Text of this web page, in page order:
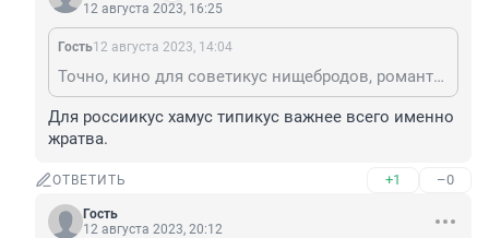
12 августа 2023, 16:25
Гость12 августа 2023, 14:04
Точно, кино для советикус нищебродов, романтично мечтать как не построили коммунизм. То что еду норм в магазинах не продавали и очереди за важными товарами их не смущает.
Для россиикус хамус типикус важнее всего именно
жратва.
ОТВЕТИТЬ +1 –0
Гость
12 августа 2023, 20:12